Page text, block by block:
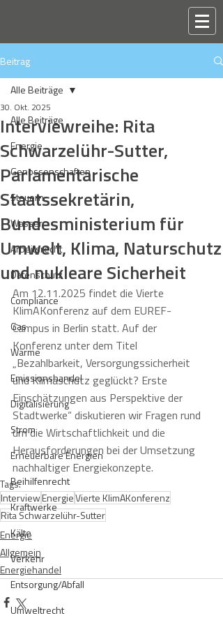
Beitrag
Alle Beiträge
Energie
Genossenschaften
Steuern
Wasser
Arbeitsrecht
Datenschutz
Compliance
Gas
Wärme
Emissionshandel
Digitalisierung
Strom
Erneuerbare Energien
Beihilfenrecht
Kraftwerke
Kälte
Verkehr
Entsorgung/Abfall
Umweltrecht
Alle Beiträge
Interviewreihe: Rita
Schwarzelühr-Sutter,
Parlamentarische
Staatssekretärin,
Bundesministerium für
Umwelt, Klima, Naturschutz
und nukleare Sicherheit
30. Okt. 2025
Am 12.11.2025 findet die Vierte
KlimAKonferenz auf dem EUREF-
Campus in Berlin statt. Auf der
Konferenz unter dem Titel
„Bezahlbarkeit, Versorgungssicherheit
und Klimaschutz geglückt? Erste
Einschätzungen aus Perspektive der
Stadtwerke“ diskutieren wir Fragen rund
um die Wirtschaftlichkeit und die
Herausforderungen bei der Umsetzung
nachhaltiger Energiekonzepte.
Tags:
InterviewEnergieVierte KlimAKonferenz
Rita Schwarzelühr-Sutter
Energie
Allgemein
Energiehandel